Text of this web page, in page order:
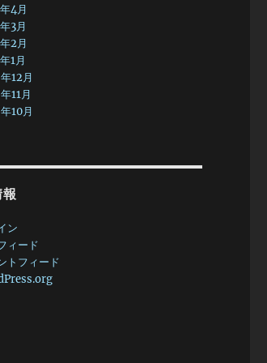
4月
3月
2月
1月
12月
11月
10月
ン
ィード
トフィード